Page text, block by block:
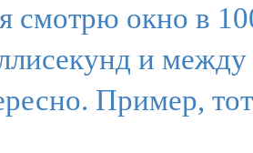
смотрю окно в
и
Пример,